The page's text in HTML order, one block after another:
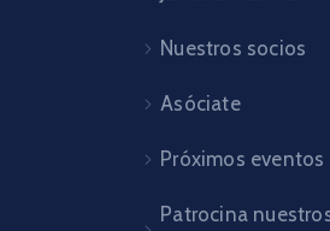
Nuestros socios
Asóciate
Próximos eventos
Patrocina